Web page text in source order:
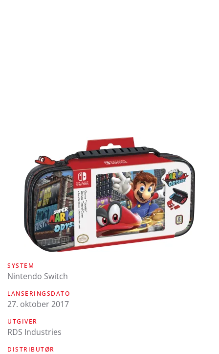
SYSTEM
Nintendo Switch
LANSERINGSDATO
27. oktober 2017
UTGIVER
RDS Industries
DISTRIBUTØR